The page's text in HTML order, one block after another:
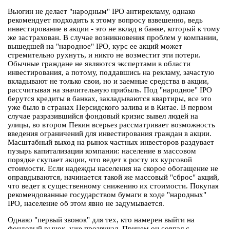
Вьюгин не делает "народным" IPO антирекламу, однако
рекомендует подходить к этому вопросу взвешенно, ведь
инвестирование в акции - это не вклад в банке, который к тому
же застрахован. В случае возникновения проблем у компании,
вышедшей на "народное" IPO, курс ее акций может
стремительно рухнуть, и никто не возместит эти потери.
Обычные граждане не являются экспертами в области
инвестирования, а потому, поддавшись на рекламу, зачастую
вкладывают не только свои, но и заемные средства в акции,
рассчитывая на значительную прибыль. Под "народное" IPO
берутся кредиты в банках, закладываются квартиры, все это
уже было в странах Персидского залива и в Китае. В первом
случае разразившийся фондовый кризис вывел людей на
улицы, во втором Пекин всерьез рассматривает возможность
введения ограничений для инвестирования граждан в акции.
Масштабный выход на рынок частных инвесторов раздувает
пузырь капитализации компании: население в массовом
порядке скупает акции, что ведет к росту их курсовой
стоимости. Если надежды населения на скорое обогащение не
оправдываются, начинается такой же массовый "сброс" акций,
что ведет к существенному снижению их стоимости. Покупая
рекомендованные государством бумаги в ходе "народных"
IPO, население об этом явно не задумывается.
Однако "первый звонок" для тех, кто намерен выйти на